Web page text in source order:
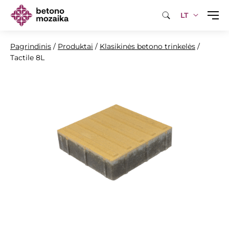
LT
Pagrindinis / Produktai / Klasikinės betono trinkelės /
Tactile 8L